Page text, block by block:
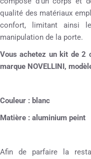
qualité des matériaux
confort, limitant ainsi
manipulation de la porte.
Vous achetez un kit de 2
marque NOVELLINI,
Couleur : blanc
Matière : aluminium peint
Afin de parfaire la